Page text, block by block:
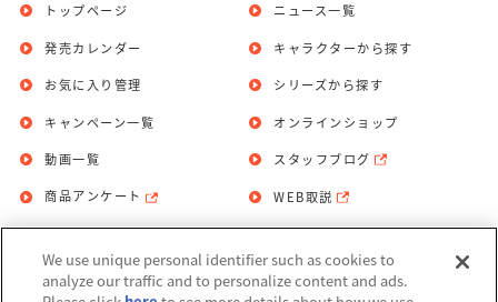
トップページ
発売カレンダー
お気に入り管理
ニュース一覧
キャラクターから探す
シリーズから探す
キャンペーン一覧
動画一覧
商品アンケート
オンラインショップ
スタッフブログ
WEB取説
お問い合わせ 個人情報保護方針
We use unique personal identifier such as cookies to
analyze our traffic and to personalize content and ads.